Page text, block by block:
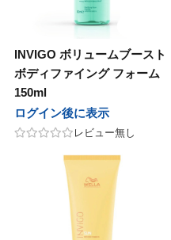
INVIGO ボリュームブースト
ボディファイング フォーム
150ml
ログイン後に表示
レビュー無し